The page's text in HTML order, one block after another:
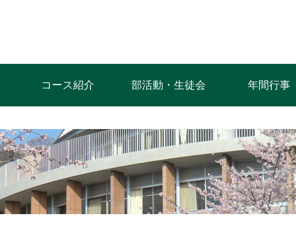
コース紹介 部活動・生徒会 年間行事